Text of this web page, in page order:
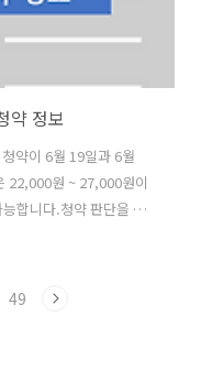
약 정보
약이 6월 19일과 6월
22,000원 ~ 27,000원이
합니다.청약 판단을 위
빅웨이브로보틱스는
한한 가능성을 연다"는
49